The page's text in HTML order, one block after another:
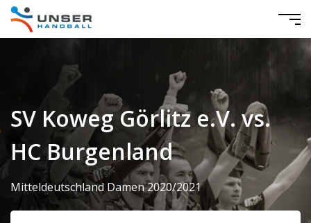
SV Koweg Görlitz e.V. vs.
HC Burgenland
Mitteldeutschland Damen 2020/2021